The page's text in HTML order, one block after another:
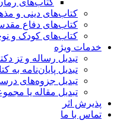
کتاب‌های دینی و
کتاب‌های دفاع
کتاب‌های کودک و
خدمات ویژه
تبدیل رساله و تز
تبدیل پایان‌نامه به
تبدیل جزوه‌های
تبدیل مقاله یا
پذیرش اثر
تماس با ما